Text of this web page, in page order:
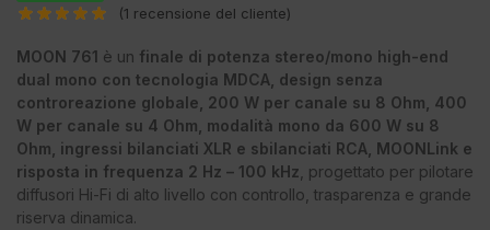
(1 recensione del cliente)
MOON 761 è un finale di potenza stereo/mono high-end
dual mono con tecnologia MDCA, design senza
controreazione globale, 200 W per canale su 8 Ohm, 400
W per canale su 4 Ohm, modalità mono da 600 W su 8
Ohm, ingressi bilanciati XLR e sbilanciati RCA, MOONLink e
risposta in frequenza 2 Hz – 100 kHz , progettato per pilotare
diffusori Hi-Fi di alto livello con controllo, trasparenza e grande
riserva dinamica.